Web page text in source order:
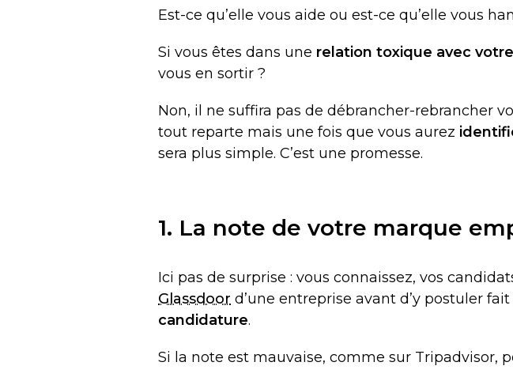
Est-ce qu’elle vous aide ou est-ce qu’elle vous
Si vous êtes dans une relation toxique avec
vous en sortir ?
Non, il ne suffira pas de débrancher-rebrancher
tout reparte mais une fois que vous aurez
sera plus simple. C’est une promesse.
1. La note de votre marque
Ici pas de surprise : vous connaissez, vos
Glassdoor d’une entreprise avant d’y postuler
candidature.
Si la note est mauvaise, comme sur Tripadvisor,